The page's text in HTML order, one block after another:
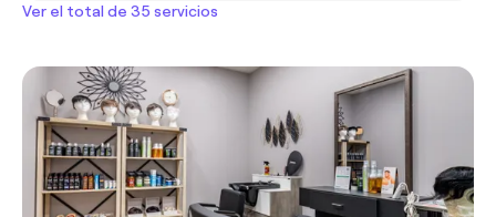
Ver el total de 35 servicios